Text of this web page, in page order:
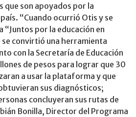
que son apoyados por la
“Cuando ocurrió Otis y se
por la educación en
convirtió una herramienta
con la Secretaría de Educación
de pesos para lograr que 30
a usar la plataforma y que
sus diagnósticos;
concluyeran sus rutas de
Bonilla, Director del Programa